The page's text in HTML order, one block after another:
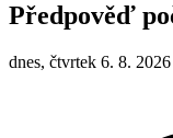
Předpověď
dnes, čtvrtek 6. 8. 2026